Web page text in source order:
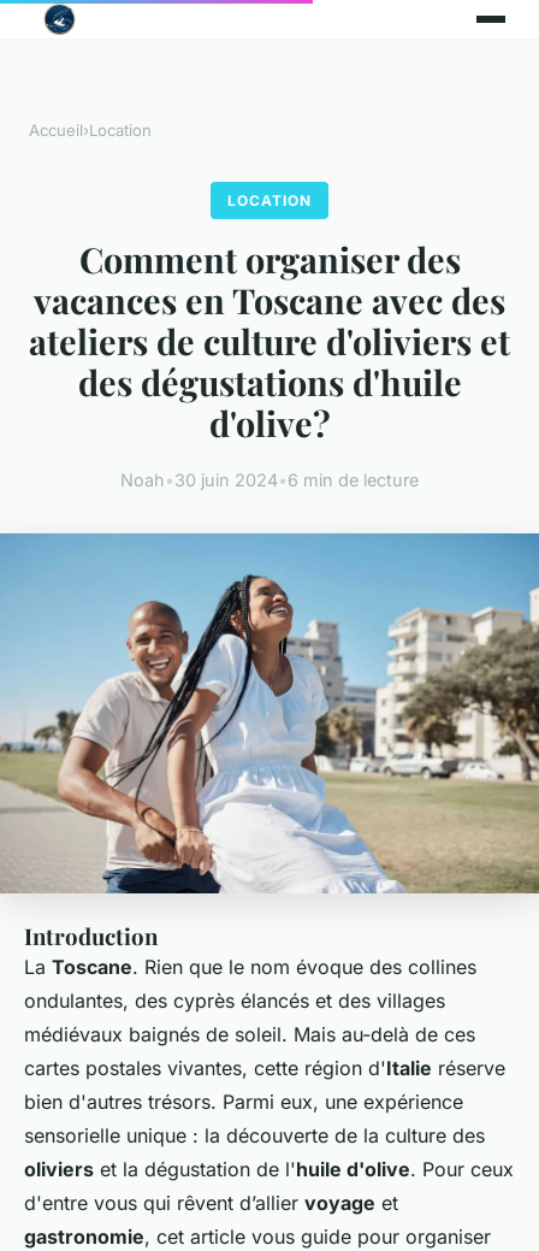
Accueil›Location
LOCATION
Comment organiser des
vacances en Toscane avec des
ateliers de culture d'oliviers et
des dégustations d'huile
d'olive?
Noah•30 juin 2024•6 min de lecture
Introduction
La Toscane. Rien que le nom évoque des collines
ondulantes, des cyprès élancés et des villages
médiévaux baignés de soleil. Mais au-delà de ces
cartes postales vivantes, cette région d'Italie réserve
bien d'autres trésors. Parmi eux, une expérience
sensorielle unique : la découverte de la culture des
oliviers et la dégustation de l'huile d'olive. Pour ceux
d'entre vous qui rêvent d’allier voyage et
gastronomie, cet article vous guide pour organiser